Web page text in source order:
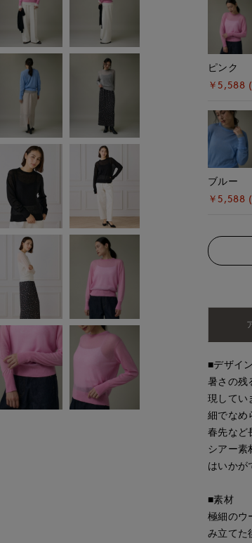
ピンク
￥5,588
ブルー
￥5,588
■デザイン
暑さの残
現してい
細でなめ
春先など
シアー素
はいかが
■素材
極細のウ
み立てた